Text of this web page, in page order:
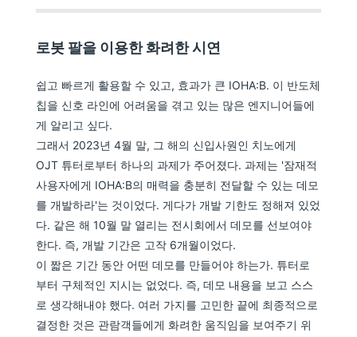
로봇 팔을 이용한 화려한 시연
쉽고 빠르게 활용할 수 있고, 효과가 큰 IOHA:B. 이 반도체
칩을 신호 라인에 어려움을 겪고 있는 많은 엔지니어들에
게 알리고 싶다.
그래서 2023년 4월 말, 그 해의 신입사원인 치노에게
OJT 튜터로부터 하나의 과제가 주어졌다. 과제는 '잠재적
사용자에게 IOHA:B의 매력을 충분히 전달할 수 있는 데모
를 개발하라'는 것이었다. 게다가 개발 기한도 정해져 있었
다. 같은 해 10월 말 열리는 전시회에서 데모를 선보여야
한다. 즉, 개발 기간은 고작 6개월이었다.
이 짧은 기간 동안 어떤 데모를 만들어야 하는가. 튜터로
부터 구체적인 지시는 없었다. 즉, 데모 내용을 보고 스스
로 생각해내야 했다. 여러 가지를 고민한 끝에 최종적으로
결정한 것은 관람객들에게 화려한 움직임을 보여주기 위